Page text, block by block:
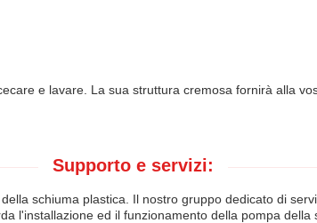
e lavare. La sua struttura cremosa fornirà alla
Supporto e servizi:
schiuma plastica. Il nostro gruppo dedicato di
l'installazione ed il funzionamento della pompa